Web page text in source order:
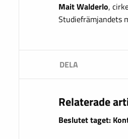
Mait Walderlo,
Studiefrämjandets
Relaterade
Beslutet taget: